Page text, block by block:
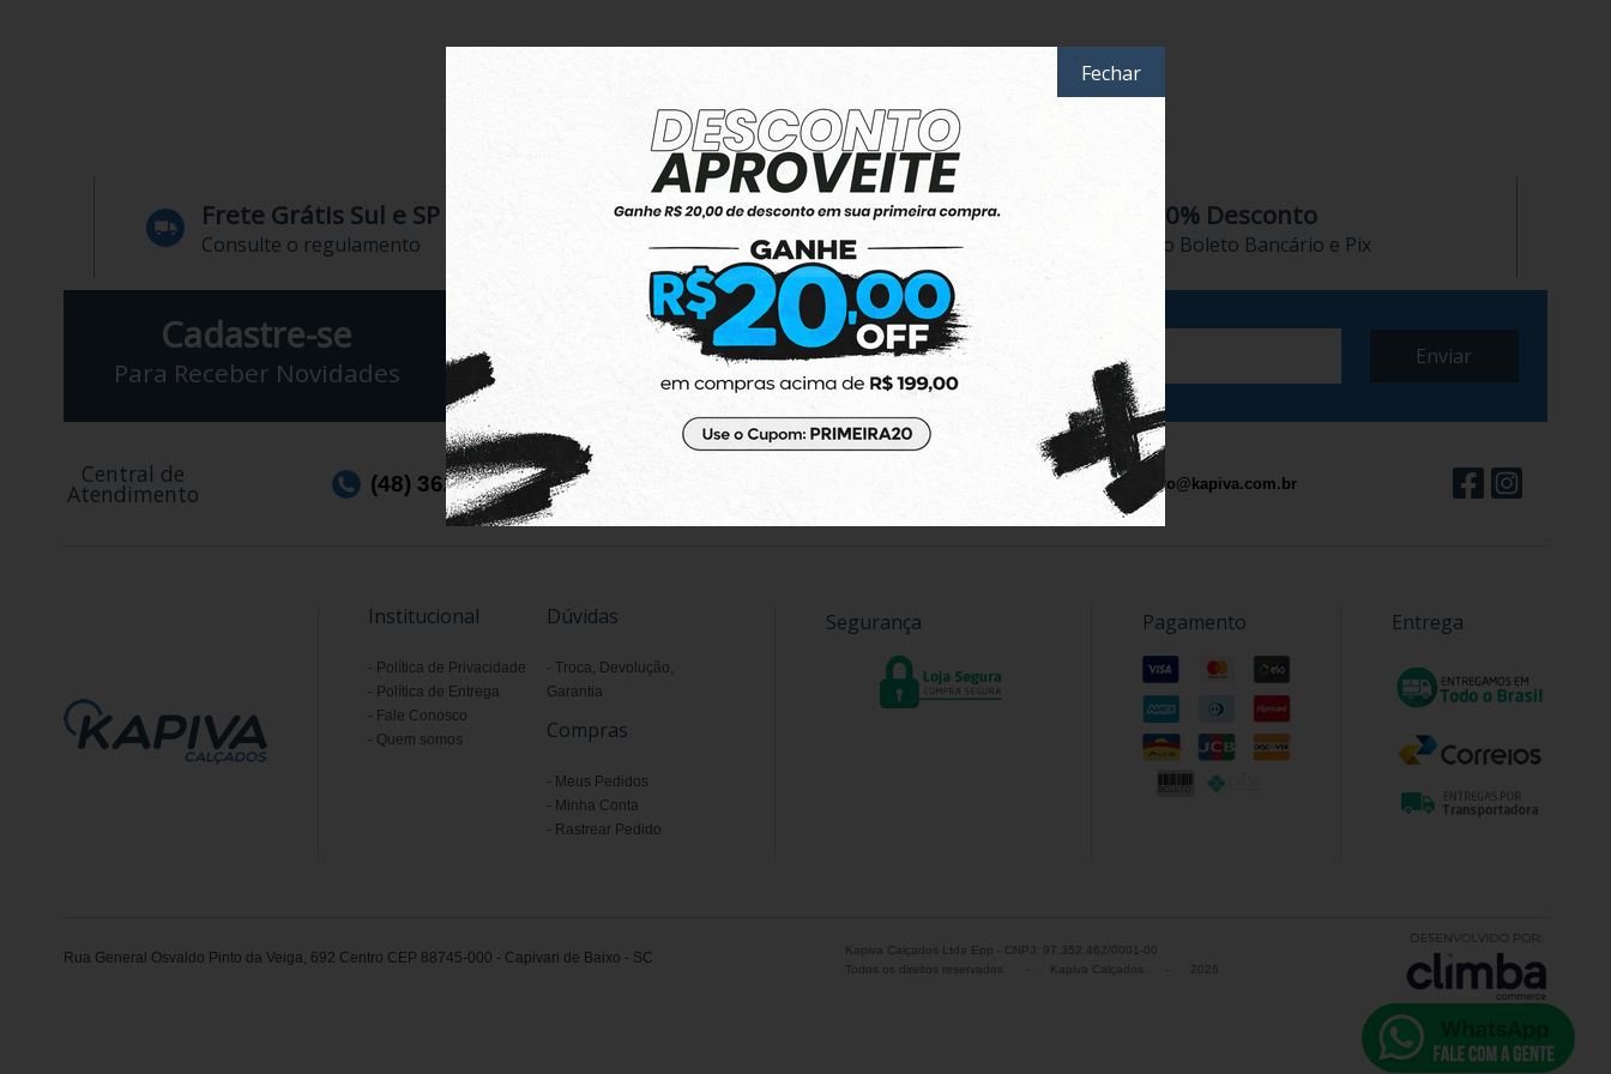
Frete Grátis Sul e SP
Consulte o regulamento
6x Sem Juros
no Cartão de Crédito
10% Desconto
no Boleto Bancário e Pix
Cadastre-se
Para Receber Novidades
Central de
Atendimento (48) 3623-1991 contato@kapiva.com.br
Institucional
Política de Privacidade
Política de Entrega
Fale Conosco
Quem somos
Dúvidas
Troca, Devolução,
Garantia
Compras
Meus Pedidos
Minha Conta
Rastrear Pedido
Segurança Pagamento Entrega
Rua General Osvaldo Pinto da Veiga, 692 Centro CEP 88745-000 - Capivari de Baixo - SC
Kapiva Calçados Ltda Epp - CNPJ: 97.352.462/0001-00
Todos os direitos reservados
- Kapiva Calçados - 2026
Fechar